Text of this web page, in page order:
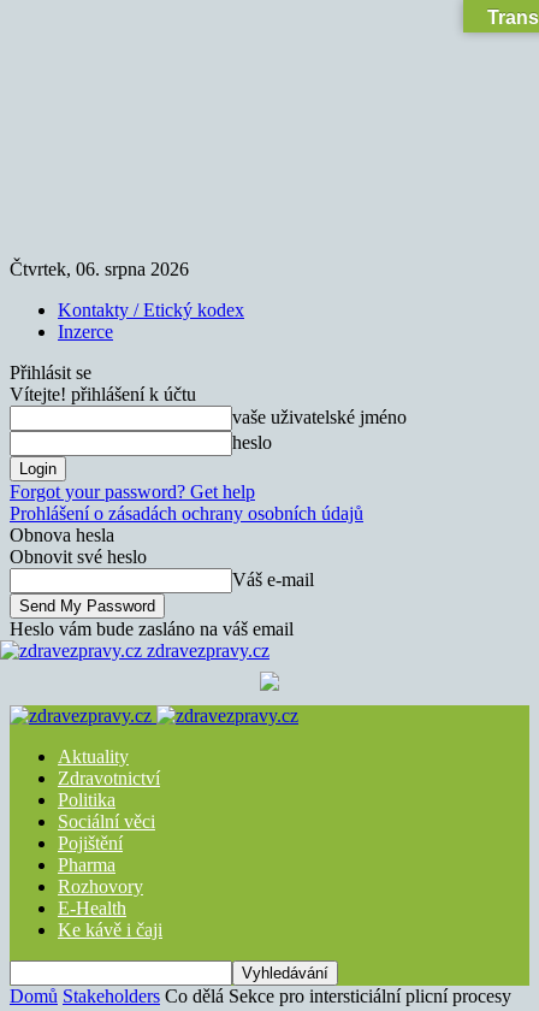
Čtvrtek, 06. srpna 2026
Kontakty / Etický kodex
Inzerce
Přihlásit se
Vítejte! přihlášení k účtu
vaše uživatelské jméno
heslo
Forgot your password? Get help
Prohlášení o zásadách ochrany osobních údajů
Obnova hesla
Obnovit své heslo
Váš e-mail
Heslo vám bude zasláno na váš email
zdravezpravy.cz
Aktuality
Zdravotnictví
Politika
Sociální věci
Pojištění
Pharma
Rozhovory
E-Health
Ke kávě i čaji
Domů Stakeholders Co dělá Sekce pro intersticiální plicní procesy